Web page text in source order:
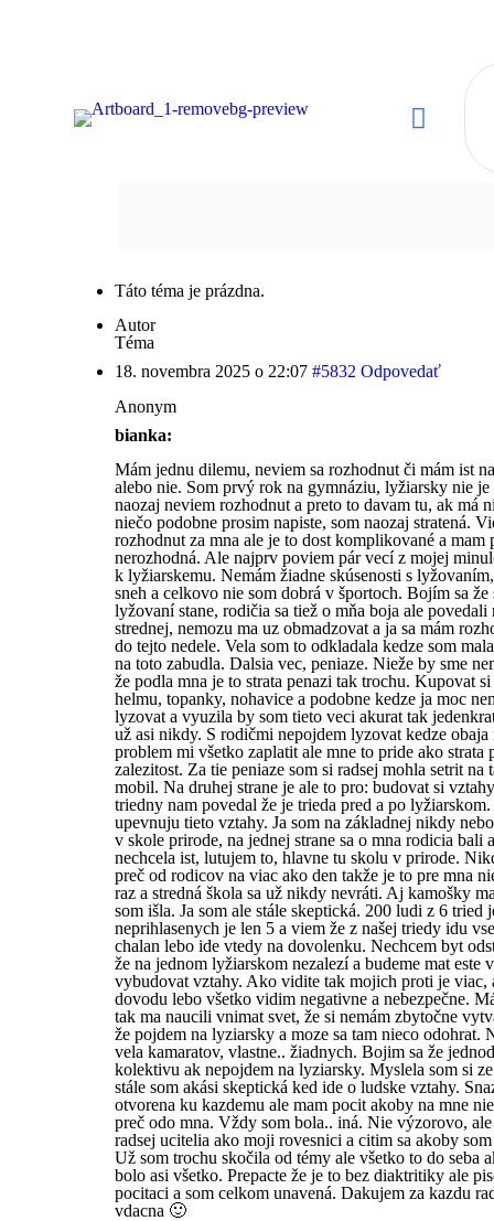
Táto téma je prázdna.
Autor
Téma
18. novembra 2025 o 22:07 #5832 Odpovedať
Anonym
bianka:
Mám jednu dilemu, neviem sa rozhodnut či mám ist
alebo nie. Som prvý rok na gymnáziu, lyžiarsky nie
naozaj neviem rozhodnut a preto to davam tu, ak má
niečo podobne prosim napiste, som naozaj stratená.
rozhodnut za mna ale je to dost komplikované a mam
nerozhodná. Ale najprv poviem pár vecí z mojej
k lyžiarskemu. Nemám žiadne skúsenosti s
sneh a celkovo nie som dobrá v športoch. Bojím sa
lyžovaní stane, rodičia sa tiež o mňa boja ale povedali
strednej, nemozu ma uz obmadzovat a ja sa mám
do tejto nedele. Vela som to odkladala kedze som
na toto zabudla. Dalsia vec, peniaze. Nieže by sme
že podla mna je to strata penazi tak trochu. Kupovat
helmu, topanky, nohavice a podobne kedze ja moc
lyzovat a vyuzila by som tieto veci akurat tak
už asi nikdy. S rodičmi nepojdem lyzovat kedze
problem mi všetko zaplatit ale mne to pride ako strata
zalezitost. Za tie peniaze som si radsej mohla setrit na
mobil. Na druhej strane je ale to pro: budovat si
triedny nam povedal že je trieda pred a po lyžiarskom.
upevnuju tieto vztahy. Ja som na základnej nikdy
v skole prirode, na jednej strane sa o mna rodicia bali
nechcela ist, lutujem to, hlavne tu skolu v prirode.
preč od rodicov na viac ako den takže je to pre mna
raz a stredná škola sa už nikdy nevráti. Aj kamošky
som išla. Ja som ale stále skeptická. 200 ludi z 6 tried
neprihlasenych je len 5 a viem že z našej triedy idu
chalan lebo ide vtedy na dovolenku. Nechcem byt
že na jednom lyžiarskom nezalezí a budeme mat este
vybudovat vztahy. Ako vidite tak mojich proti je viac,
dovodu lebo všetko vidim negativne a nebezpečne.
tak ma naucili vnimat svet, že si nemám zbytočne
že pojdem na lyziarsky a moze sa tam nieco odohrat.
vela kamaratov, vlastne.. žiadnych. Bojim sa že
kolektivu ak nepojdem na lyziarsky. Myslela som si
stále som akási skeptická ked ide o ludske vztahy.
otvorena ku kazdemu ale mam pocit akoby na mne
preč odo mna. Vždy som bola.. iná. Nie výzorovo,
radsej ucitelia ako moji rovesnici a citim sa akoby
Už som trochu skočila od témy ale všetko to do seba
bolo asi všetko. Prepacte že je to bez diaktritiky ale
pocitaci a som celkom unavená. Dakujem za kazdu
vdacna 🙂